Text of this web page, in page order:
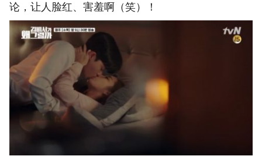
论，让人脸红、害羞啊（笑）！